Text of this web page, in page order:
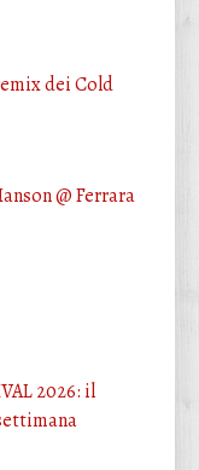
dei Cold
@ Ferrara
2026: il